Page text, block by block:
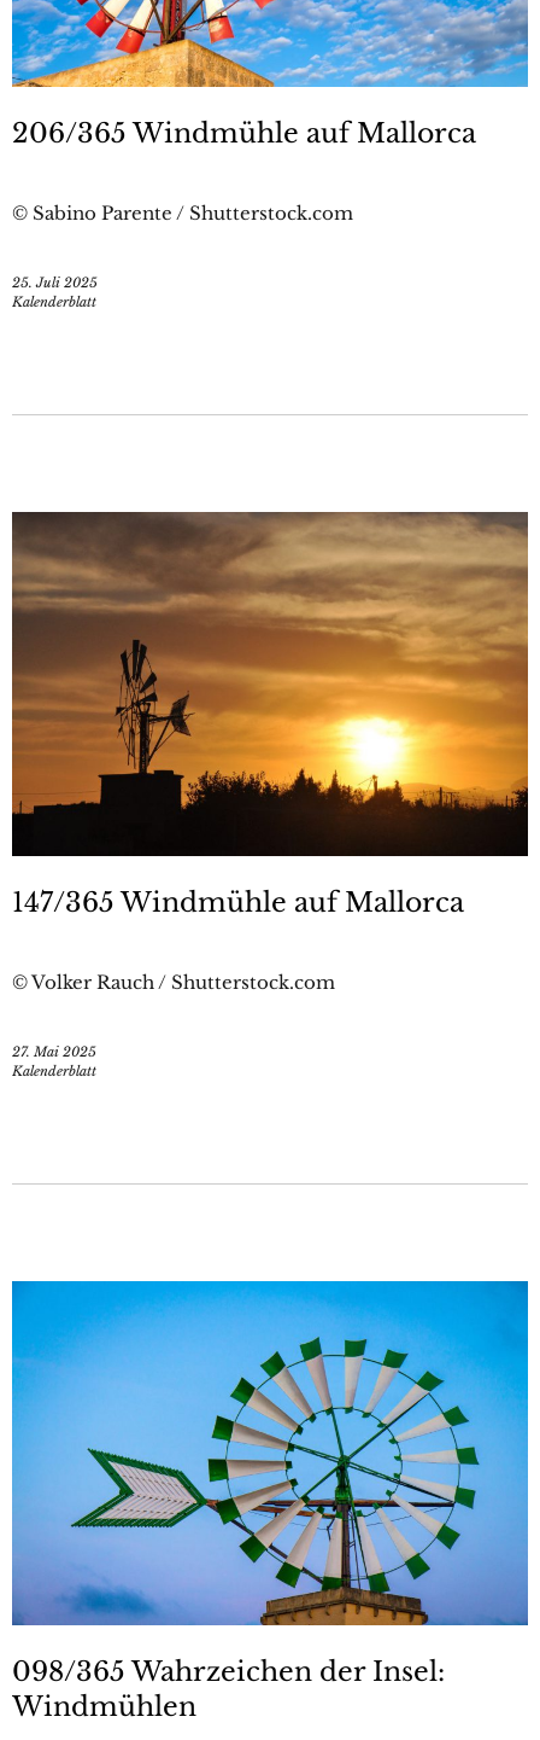
206/365 Windmühle auf Mallorca
© Sabino Parente / Shutterstock.com
25. Juli 2025
Kalenderblatt
147/365 Windmühle auf Mallorca
© Volker Rauch / Shutterstock.com
27. Mai 2025
Kalenderblatt
098/365 Wahrzeichen der Insel:
Windmühlen